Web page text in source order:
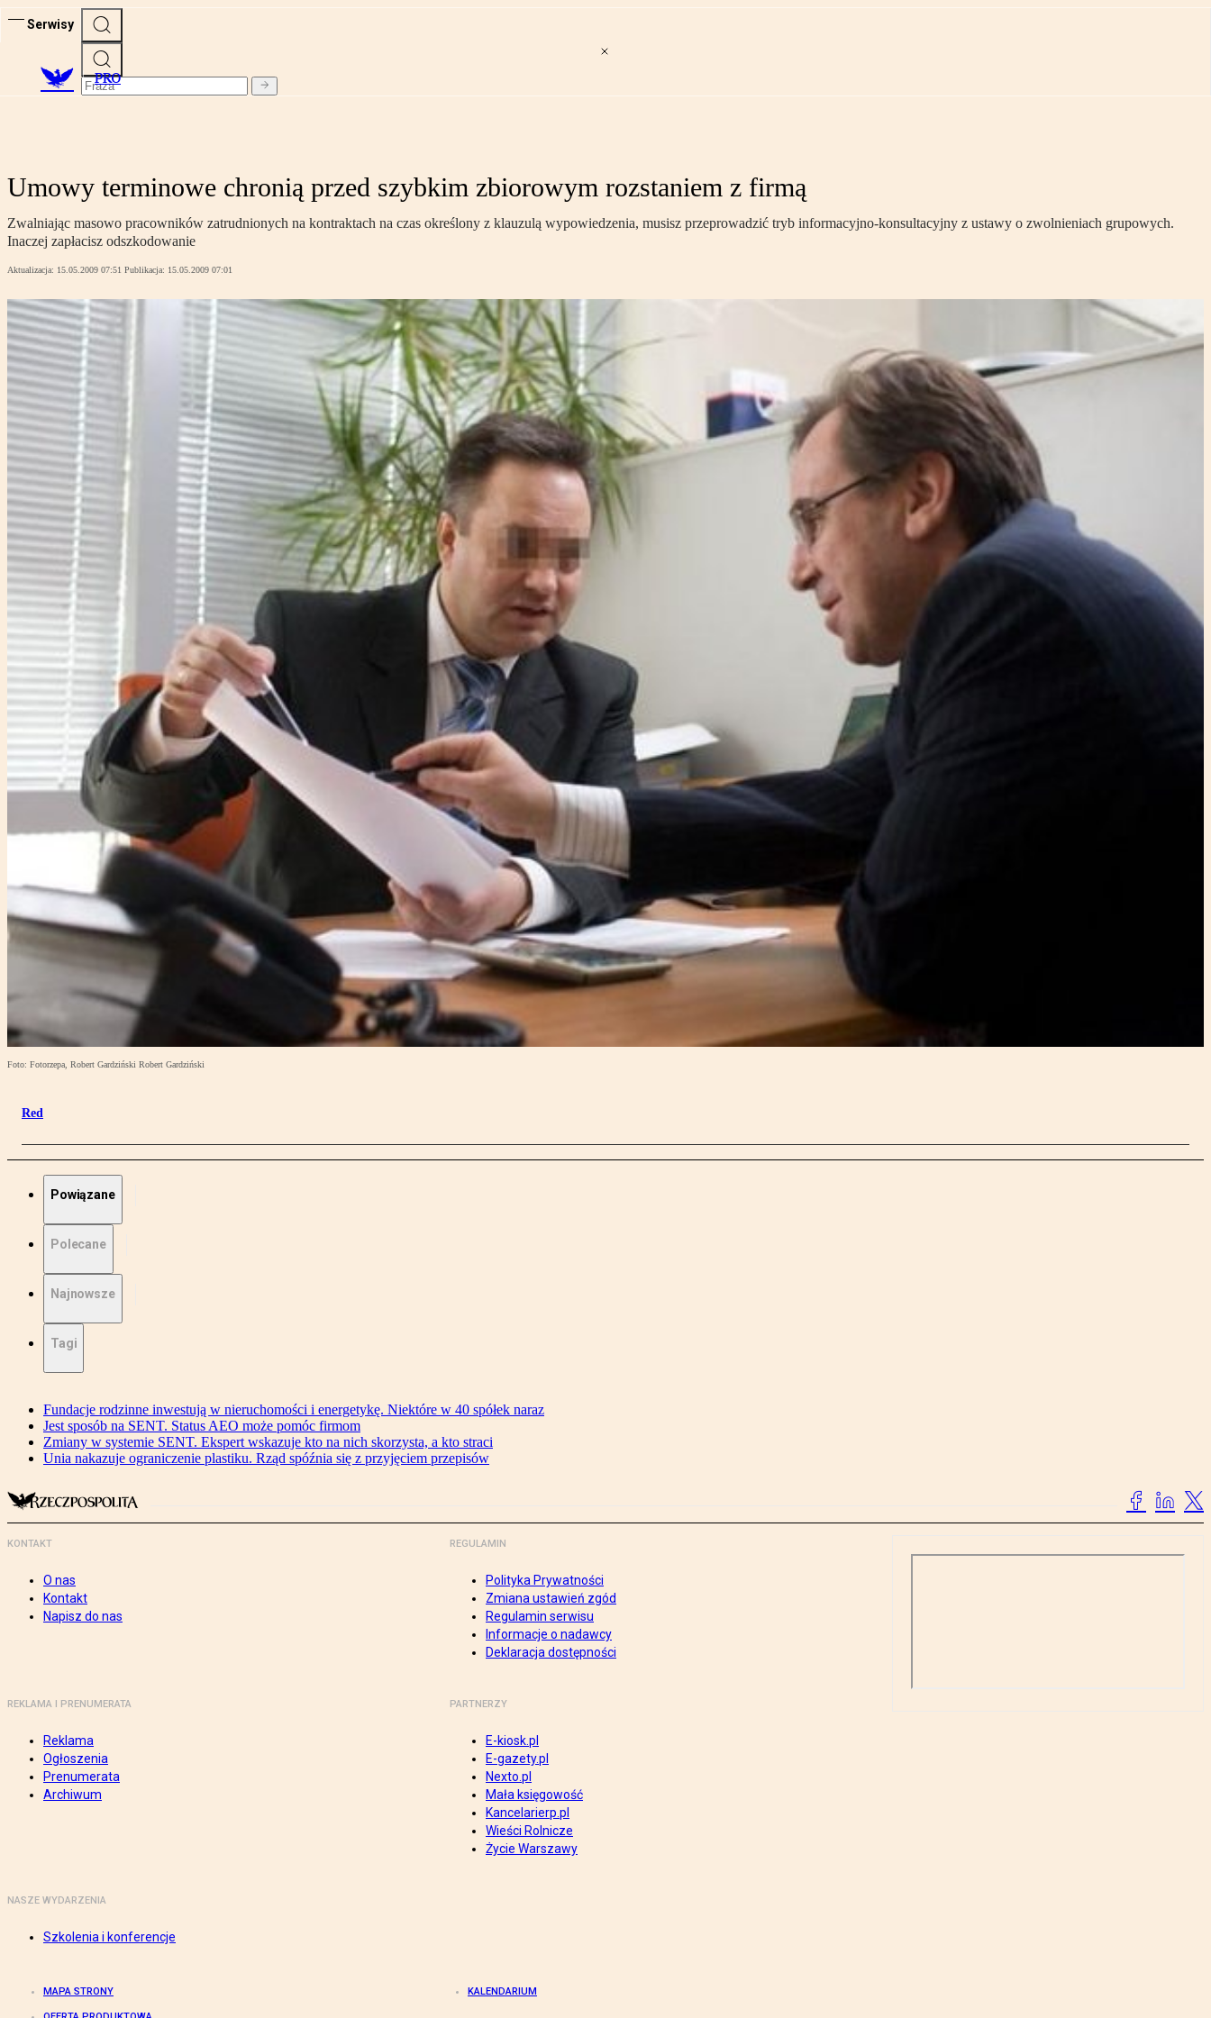
Serwisy
PRO
Umowy terminowe chronią przed szybkim zbiorowym rozstaniem z firmą
Zwalniając masowo pracowników zatrudnionych na kontraktach na czas określony z klauzulą wypowiedzenia, musisz przeprowadzić tryb informacyjno-konsultacyjny z ustawy o zwolnieniach grupowych.
Inaczej zapłacisz odszkodowanie
Aktualizacja: 15.05.2009 07:51 Publikacja: 15.05.2009 07:01
Foto: Fotorzepa, Robert Gardziński Robert Gardziński
Red
Powiązane
Polecane
Najnowsze
Tagi
Fundacje rodzinne inwestują w nieruchomości i energetykę. Niektóre w 40 spółek naraz
Jest sposób na SENT. Status AEO może pomóc firmom
Zmiany w systemie SENT. Ekspert wskazuje kto na nich skorzysta, a kto straci
Unia nakazuje ograniczenie plastiku. Rząd spóźnia się z przyjęciem przepisów
KONTAKT
O nas
Kontakt
Napisz do nas
REGULAMIN
Polityka Prywatności
Zmiana ustawień zgód
Regulamin serwisu
Informacje o nadawcy
Deklaracja dostępności
REKLAMA I PRENUMERATA
Reklama
Ogłoszenia
Prenumerata
Archiwum
PARTNERZY
E-kiosk.pl
E-gazety.pl
Nexto.pl
Mała księgowość
Kancelarierp.pl
Wieści Rolnicze
Życie Warszawy
NASZE WYDARZENIA
Szkolenia i konferencje
MAPA STRONY KALENDARIUM